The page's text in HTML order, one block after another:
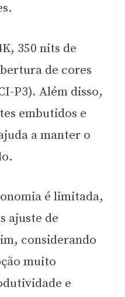
350 nits de
de cores
P3). Além disso,
embutidos e
a manter o
é limitada,
ajuste de
considerando
muito
e